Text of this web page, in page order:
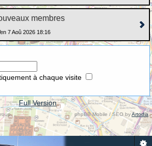
membres
7 Aoû 2026 18:16
à chaque visite
Full Version
phpBB Mobile / SEO byArtodia .